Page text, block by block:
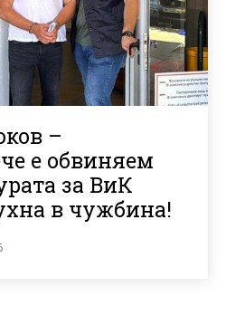
–
е обвиняем
за ВиК
в чужбина!